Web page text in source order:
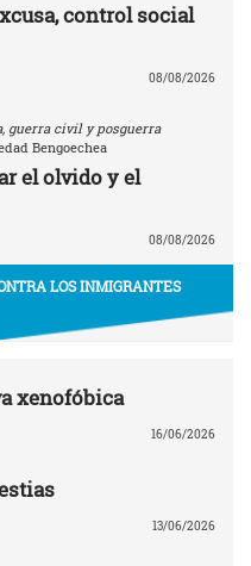
control social
08/08/2026
guerra civil y posguerra
Bengoechea
el olvido y el
08/08/2026
LOS INMIGRANTES
xenofóbica
16/06/2026
13/06/2026